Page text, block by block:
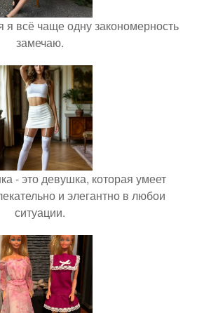
всё чаще одну закономерность
замечаю.
- это девушка, которая умеет
и элегантно в любои
ситуации.